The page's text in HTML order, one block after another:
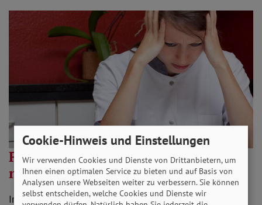
Fehltage wegen seelischer Leiden
nehmen zu
Immer mehr Beschäftigte können wegen psychischen
Cookie-Hinweis und Einstellungen
Wir verwenden Cookies und Dienste von Drittanbietern, um
Ihnen einen optimalen Service zu bieten und auf Basis von
Analysen unsere Webseiten weiter zu verbessern. Sie können
selbst entscheiden, welche Cookies und Dienste wir